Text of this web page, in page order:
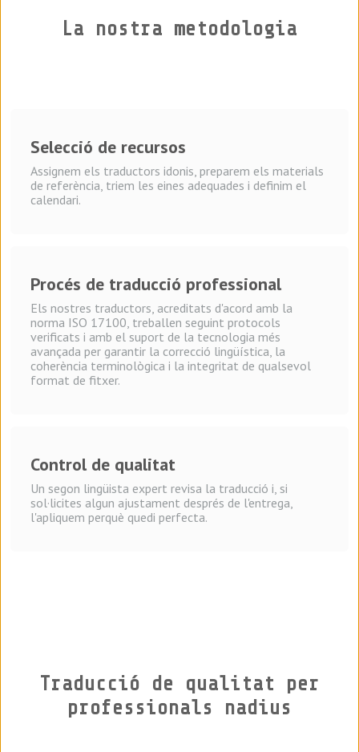
La nostra metodologia
Selecció de recursos
Assignem els traductors idonis, preparem els materials
de referència, triem les eines adequades i definim el
calendari.
Procés de traducció professional
Els nostres traductors, acreditats d'acord amb la
norma ISO 17100, treballen seguint protocols
verificats i amb el suport de la tecnologia més
avançada per garantir la correcció lingüística, la
coherència terminològica i la integritat de qualsevol
format de fitxer.
Control de qualitat
Un segon lingüista expert revisa la traducció i, si
sol·licites algun ajustament després de l'entrega,
l'apliquem perquè quedi perfecta.
Traducció de qualitat per
professionals nadius